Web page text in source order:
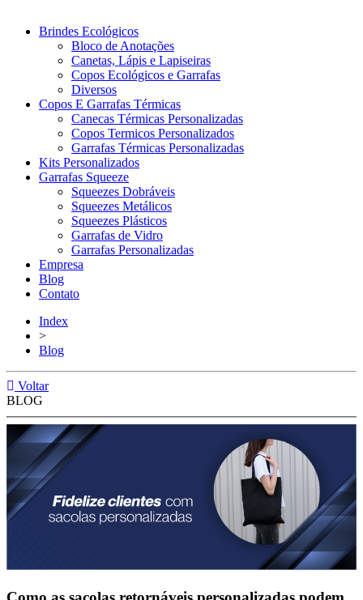
Brindes Ecológicos
Bloco de Anotações
Canetas, Lápis e Lapiseiras
Copos Ecológicos e Garrafas
Diversos
Copos E Garrafas Térmicas
Canecas Térmicas Personalizadas
Copos Termicos Personalizados
Garrafas Térmicas Personalizadas
Kits Personalizados
Garrafas Squeeze
Squeezes Dobráveis
Squeezes Metálicos
Squeezes Plásticos
Garrafas de Vidro
Garrafas Personalizadas
Empresa
Blog
Contato
Index
>
Blog
Voltar
BLOG